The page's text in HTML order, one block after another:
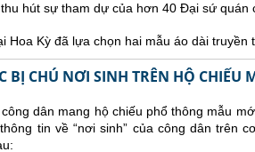
hút sự tham dự của hơn 40 Đại sứ quán
Hoa Kỳ đã lựa chọn hai mẫu áo dài truyền
BỊ CHÚ NƠI SINH TRÊN HỘ CHIẾU
dân mang hộ chiếu phổ thông mẫu
tin về “nơi sinh” của công dân trên